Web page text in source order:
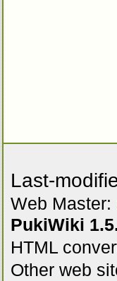
Last-
Web Master:
PukiWiki
HTML
Other web